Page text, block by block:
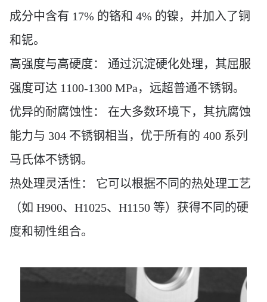
成分中含有 17% 的铬和 4% 的镍，并加入了铜
和铌。
高强度与高硬度：
通过沉淀硬化处理，其屈服
强度可达 1100-1300 MPa，远超普通不锈钢。
优异的耐腐蚀性：
在大多数环境下，其抗腐蚀
能力与 304 不锈钢相当，优于所有的 400 系列
马氏体不锈钢。
热处理灵活性：
它可以根据不同的热处理工艺
（如 H900、H1025、H1150 等）获得不同的硬
度和韧性组合。